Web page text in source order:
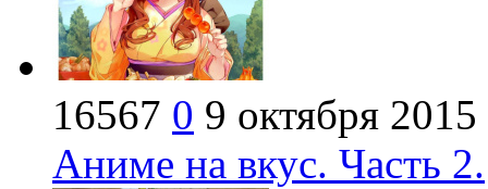
16567 0 9 октября 2015
Аниме на вкус. Часть 2.